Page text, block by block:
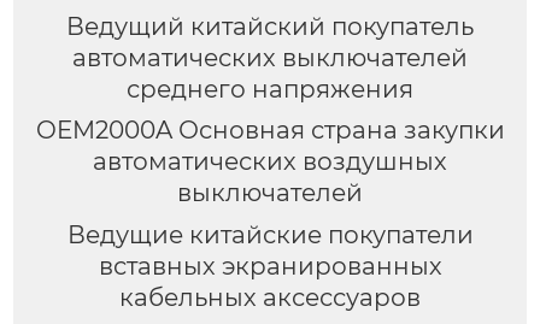
Ведущий китайский покупатель
автоматических выключателей
среднего напряжения
OEM2000A Основная страна закупки
автоматических воздушных
выключателей
Ведущие китайские покупатели
вставных экранированных
кабельных аксессуаров